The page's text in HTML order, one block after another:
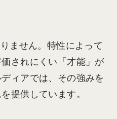
ません。特性によって
されにくい「才能」が
ィアでは、その強みを
提供しています。